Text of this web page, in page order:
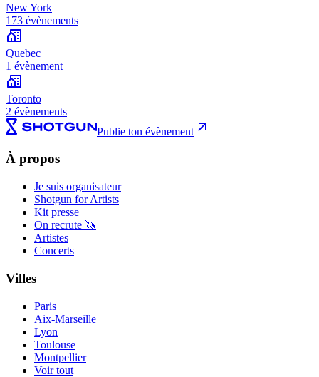
New York
173 évènements
Quebec
1 évènement
Toronto
2 évènements
Publie ton évènement
À propos
Je suis organisateur
Shotgun for Artists
Kit presse
On recrute 🦄
Artistes
Concerts
Villes
Paris
Aix-Marseille
Lyon
Toulouse
Montpellier
Voir tout